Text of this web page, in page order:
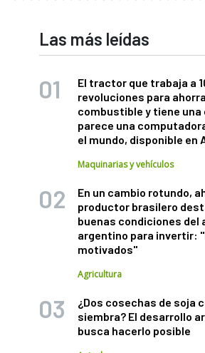
Las más leídas
El tractor que trabaja a
revoluciones para
combustible y tiene una
parece una
el mundo, disponible en
Maquinarias y vehículos
En un cambio rotundo,
productor brasilero
buenas condiciones del
argentino para invertir:
motivados"
Agricultura
¿Dos cosechas de soja
siembra? El desarrollo
busca hacerlo posible